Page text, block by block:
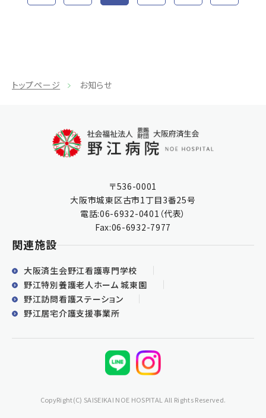
トップページ お知らせ
〒536-0001
大阪市城東区古市1丁目3番25号
電話:06-6932-0401 （代表）
Fax:06-6932-7977
関連施設
大阪済生会野江看護専門学校
野江特別養護老人ホーム 城東園
野江訪問看護ステーション
野江居宅介護支援事業所
CopyRight(C) SAISEIKAI NOE HOSPITAL All Rights Reserved.